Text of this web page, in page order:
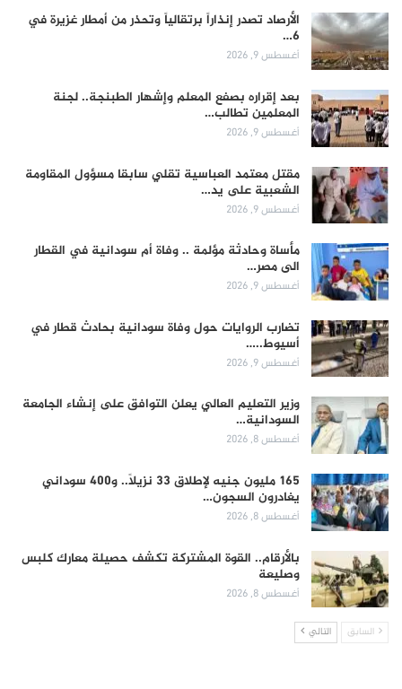
الأرصاد تصدر إنذاراً برتقالياً وتحذر من أمطار غزيرة في
6…
أغسطس 9, 2026
بعد إقراره بصفع المعلم وإشهار الطبنجة.. لجنة
المعلمين تطالب…
أغسطس 9, 2026
مقتل معتمد العباسية تقلي سابقا مسؤول المقاومة
الشعبية على يد…
أغسطس 9, 2026
مأساة وحادثة مؤلمة .. وفاة أم سودانية في القطار
الى مصر…
أغسطس 9, 2026
تضارب الروايات حول وفاة سودانية بحادث قطار في
أسيوط..…
أغسطس 9, 2026
وزير التعليم العالي يعلن التوافق على إنشاء الجامعة
السودانية…
أغسطس 8, 2026
165 مليون جنيه لإطلاق 33 نزيلاً.. و400 سوداني
يغادرون السجون…
أغسطس 8, 2026
بالأرقام.. القوة المشتركة تكشف حصيلة معارك كلبس
وصليعة
أغسطس 8, 2026
السابق التالي